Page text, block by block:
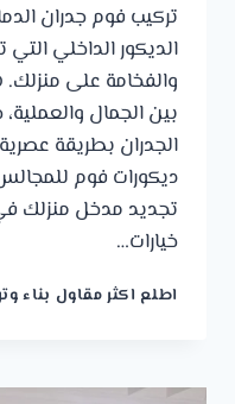
تركيب فوم جدران
الديكور الداخلي
والفخامة على منزلك.
بين الجمال والعملية،
الجدران بطريقة
ديكورات فوم
تجديد مدخل منزلك
خيارات…
اطلع اكثر مقاول بناء